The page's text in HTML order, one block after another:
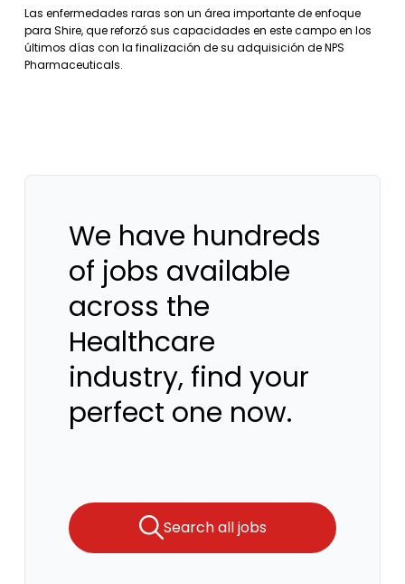
Las enfermedades raras son un área importante de enfoque
para Shire, que reforzó sus capacidades en este campo en los
últimos días con la finalización de su adquisición de NPS
Pharmaceuticals.
We have hundreds
of jobs available
across the
Healthcare
industry, find your
perfect one now.
Search all jobs